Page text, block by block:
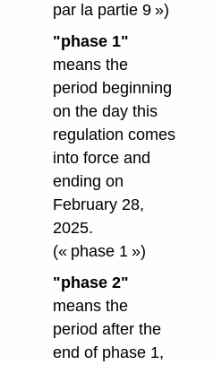
par la partie 9 »)
"phase 1"
means the
period beginning
on the day this
regulation comes
into force and
ending on
February 28,
2025.
(« phase 1 »)
"phase 2"
means the
period after the
end of phase 1,